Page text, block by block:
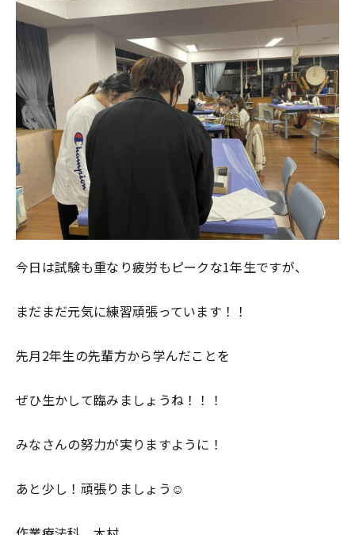
今日は試験も重なり疲労もピークな1年生ですが、
まだまだ元気に練習頑張っています！！
先月2年生の先輩方から学んだことを
ぜひ生かして臨みましょうね！！！
みなさんの努力が実りますように！
あと少し！頑張りましょう☺︎